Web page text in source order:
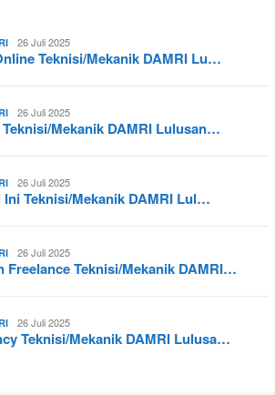
26 Juli 2025
Teknisi/Mekanik DAMRI Lu…
26 Juli 2025
Mekanik DAMRI Lulusan…
26 Juli 2025
Ini Teknisi/Mekanik DAMRI Lul…
26 Juli 2025
Freelance Teknisi/Mekanik DAMRI…
26 Juli 2025
Teknisi/Mekanik DAMRI Lulusa…